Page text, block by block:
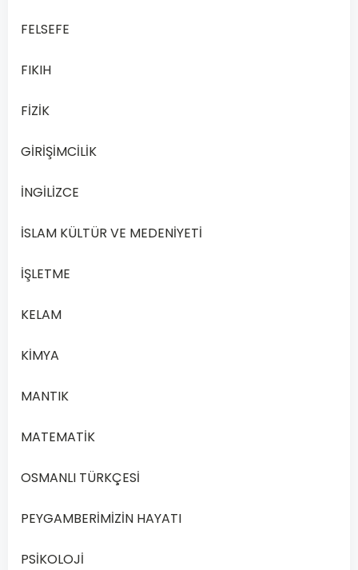
ile
değişime
demir
sülfür
oluşturur.
(II)
bileşiğinin
ait
modeli
gibi
Buna
kimyasal
sürecinde
aşağıdakilerden
FELSEFE
FIKIH
FİZİK
GİRİŞİMCİLİK
İNGİLİZCE
İSLAM KÜLTÜR VE MEDENİYETİ
İŞLETME
KELAM
KİMYA
MANTIK
MATEMATİK
OSMANLI TÜRKÇESİ
PEYGAMBERİMİZİN HAYATI
PSİKOLOJİ